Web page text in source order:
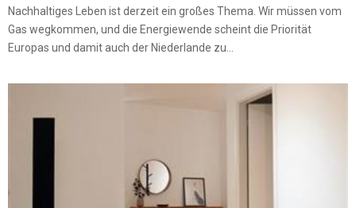
Nachhaltiges Leben ist derzeit ein großes Thema. Wir müssen vom
Gas wegkommen, und die Energiewende scheint die Priorität
Europas und damit auch der Niederlande zu...